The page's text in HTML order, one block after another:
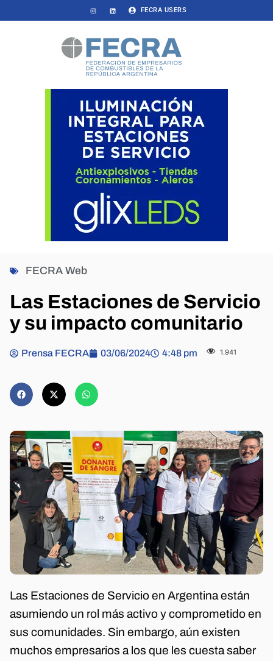
FECRA USERS
FECRA Web
Las Estaciones de Servicio
y su impacto comunitario
Prensa FECRA 03/06/2024 4:48 pm 1.941
Las Estaciones de Servicio en Argentina están
asumiendo un rol más activo y comprometido en
sus comunidades. Sin embargo, aún existen
muchos empresarios a los que les cuesta saber